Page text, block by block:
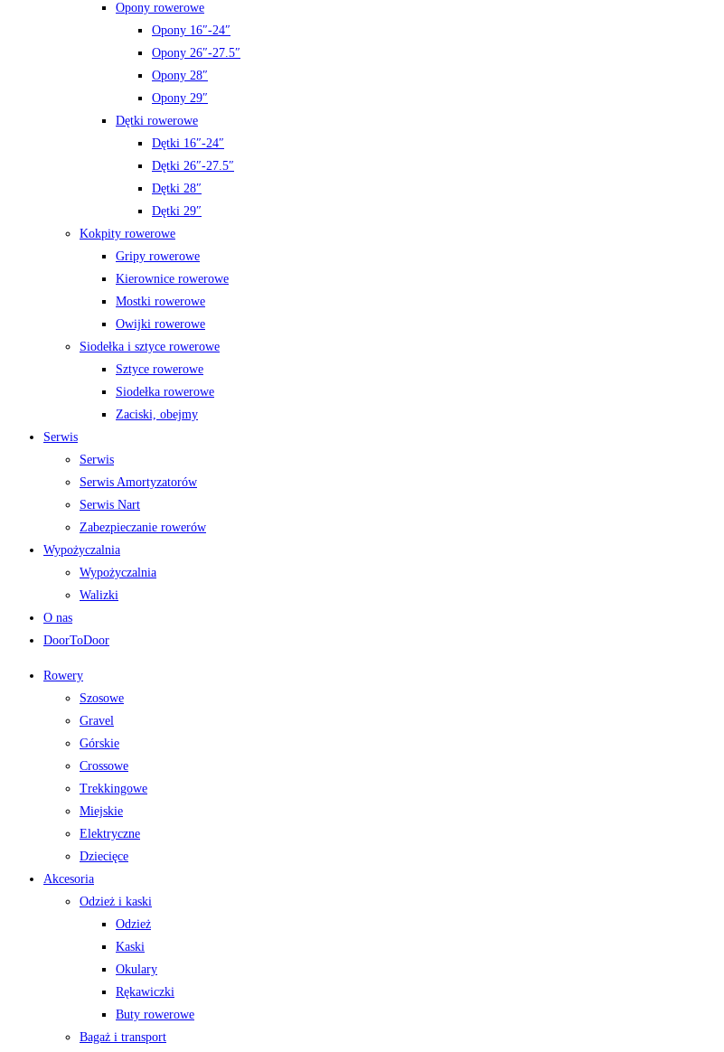
Opony rowerowe
Opony 16″-24″
Opony 26″-27.5″
Opony 28″
Opony 29″
Dętki rowerowe
Dętki 16″-24″
Dętki 26″-27.5″
Dętki 28″
Dętki 29″
Kokpity rowerowe
Gripy rowerowe
Kierownice rowerowe
Mostki rowerowe
Owijki rowerowe
Siodełka i sztyce rowerowe
Sztyce rowerowe
Siodełka rowerowe
Zaciski, obejmy
Serwis
Serwis
Serwis Amortyzatorów
Serwis Nart
Zabezpieczanie rowerów
Wypożyczalnia
Wypożyczalnia
Walizki
O nas
DoorToDoor
Rowery
Szosowe
Gravel
Górskie
Crossowe
Trekkingowe
Miejskie
Elektryczne
Dziecięce
Akcesoria
Odzież i kaski
Odzież
Kaski
Okulary
Rękawiczki
Buty rowerowe
Bagaż i transport